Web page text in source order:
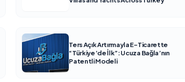
Ters Açık Artırmayla E-Ticarette
“Türkiye’de İlk”: Ucuza Bağla’nın
Patentli Modeli